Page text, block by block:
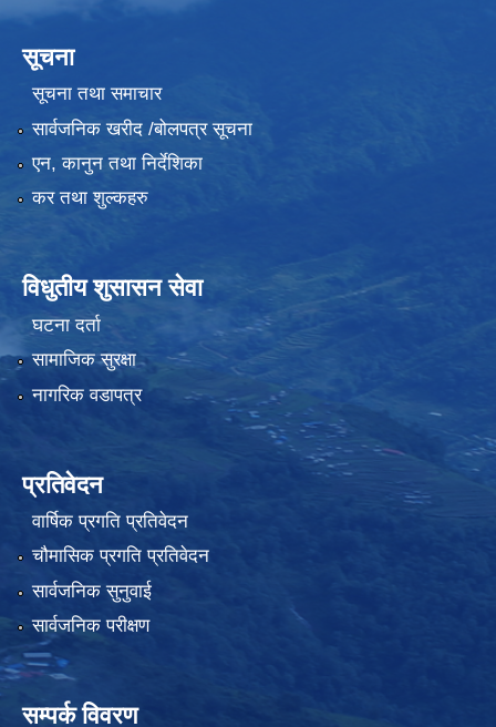
सूचना
सूचना तथा समाचार
सार्वजनिक खरीद /बोलपत्र सूचना
एन, कानुन तथा निर्देशिका
कर तथा शुल्कहरु
विधुतीय शुसासन सेवा
घटना दर्ता
सामाजिक सुरक्षा
नागरिक वडापत्र
प्रतिवेदन
वार्षिक प्रगति प्रतिवेदन
चौमासिक प्रगति प्रतिवेदन
सार्वजनिक सुनुवाई
सार्वजनिक परीक्षण
सम्पर्क विवरण